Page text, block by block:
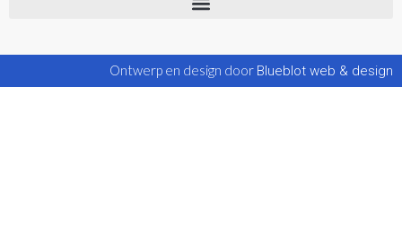
Ontwerp en design door Blueblot web & design